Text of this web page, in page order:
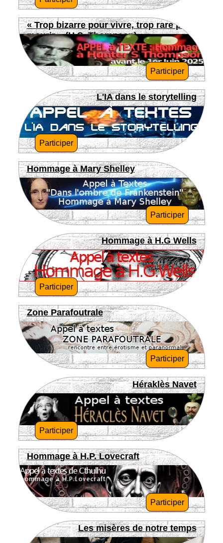
« Trop bizarre pour vivre, trop rare pour
mourir » (H.S. Thompson)
Participer
L'IA dans le storytelling
Participer
Hommage à Mary Shelley
Participer
Hommage à H.G Wells
Participer
Zone Parafoutrale
Participer
Héraklès Navet
Participer
Hommage à H.P. Lovecraft
Participer
Les misères de notre temps